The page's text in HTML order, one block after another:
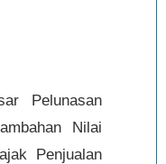
Pelunasan
Nilai
Penjualan